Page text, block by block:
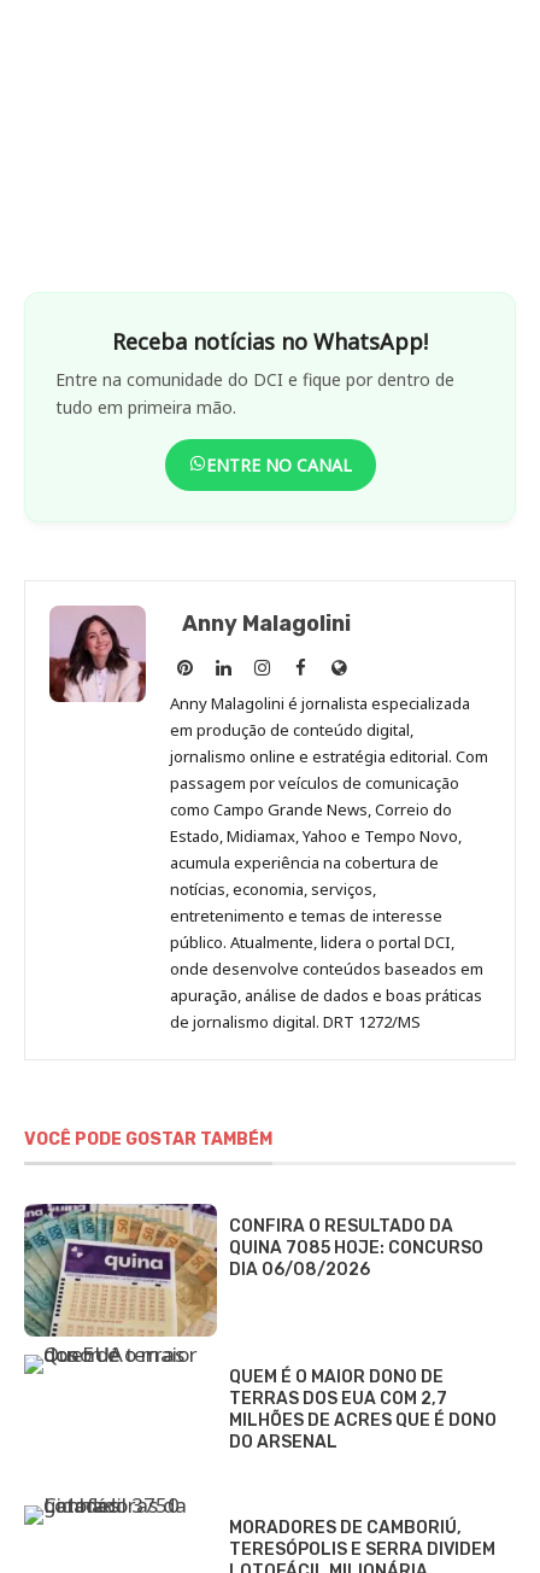
Receba notícias no WhatsApp!
Entre na comunidade do DCI e fique por dentro de
tudo em primeira mão.
ENTRE NO CANAL
Anny Malagolini
Anny
Malagolini
no
Pinterest
Anny
Malagolini
no
LinkedIn
Anny
Malagolini
no
Instagram
Anny
Malagolini
no
Facebook
Site
de
Anny
Malagolini
Anny Malagolini é jornalista especializada
em produção de conteúdo digital,
jornalismo online e estratégia editorial. Com
passagem por veículos de comunicação
como Campo Grande News, Correio do
Estado, Midiamax, Yahoo e Tempo Novo,
acumula experiência na cobertura de
notícias, economia, serviços,
entretenimento e temas de interesse
público. Atualmente, lidera o portal DCI,
onde desenvolve conteúdos baseados em
apuração, análise de dados e boas práticas
de jornalismo digital. DRT 1272/MS
VOCÊ PODE GOSTAR TAMBÉM
CONFIRA O RESULTADO DA
QUINA 7085 HOJE: CONCURSO
DIA 06/08/2026
QUEM É O MAIOR DONO DE
TERRAS DOS EUA COM 2,7
MILHÕES DE ACRES QUE É DONO
DO ARSENAL
MORADORES DE CAMBORIÚ,
TERESÓPOLIS E SERRA DIVIDEM